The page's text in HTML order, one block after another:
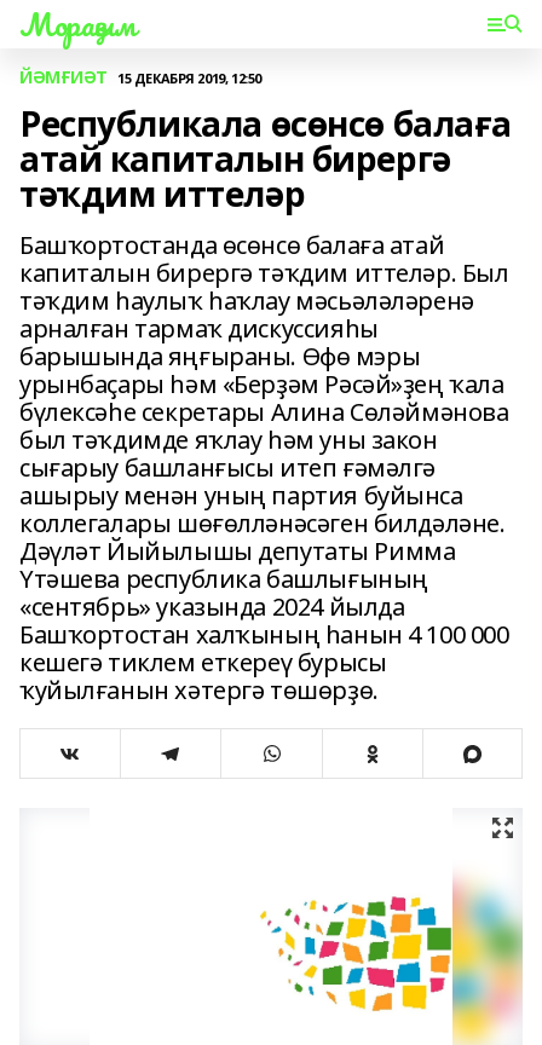
Мораҙым
ЙӘМҒИӘТ 15 ДЕКАБРЯ 2019, 12:50
Республикала өсөнсө балаға
атай капиталын бирергә
тәҡдим иттеләр
Башҡортостанда өсөнсө балаға атай
капиталын бирергә тәҡдим иттеләр. Был
тәҡдим һаулыҡ һаҡлау мәсьәләләренә
арналған тармаҡ дискуссияһы
барышында яңғыраны. Өфө мэры
урынбаҫары һәм «Берҙәм Рәсәй»ҙең ҡала
бүлексәһе секретары Алина Сөләймәнова
был тәҡдимде яҡлау һәм уны закон
сығарыу башланғысы итеп ғәмәлгә
ашырыу менән уның партия буйынса
коллегалары шөғөлләнәсәген билдәләне.
Дәүләт Йыйылышы депутаты Римма
Үтәшева республика башлығының
«сентябрь» указында 2024 йылда
Башҡортостан халҡының һанын 4 100 000
кешегә тиклем еткереү бурысы
ҡуйылғанын хәтергә төшөрҙө.